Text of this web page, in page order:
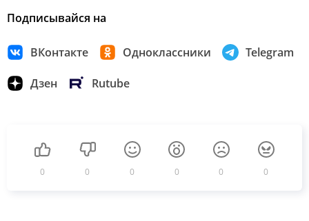
Подписывайся на
ВКонтакте Одноклассники Telegram
Дзен Rutube
0 0 0 0 0 0